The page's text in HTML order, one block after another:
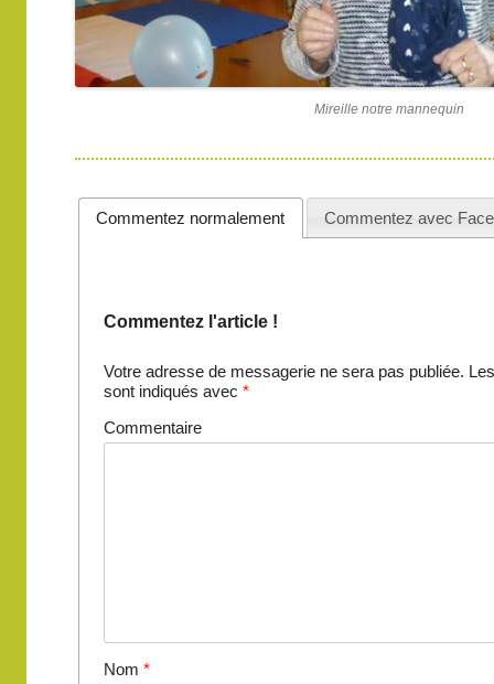
Mireille notre mannequin
Commentez normalement Commentez avec
Commentez l'article !
Votre adresse de messagerie ne sera pas publiée.
sont indiqués avec *
Commentaire
Nom *